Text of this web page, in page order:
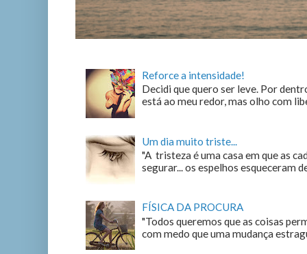
Reforce a intensidade!
Decidi que quero ser leve. Por
está ao meu redor, mas olho com
Um dia muito triste...
"A tristeza é uma casa em que as
segurar... os espelhos esqueceram
FÍSICA DA PROCURA
"Todos queremos que as coisas
com medo que uma mudança